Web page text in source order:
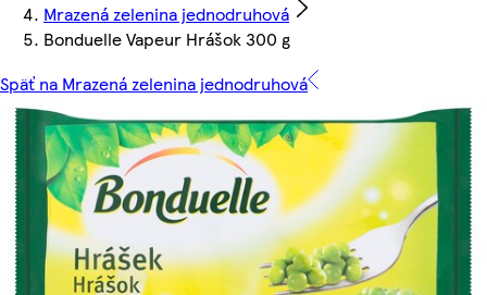
Mrazená zelenina jednodruhová
Bonduelle Vapeur Hrášok 300 g
Späť na Mrazená zelenina jednodruhová